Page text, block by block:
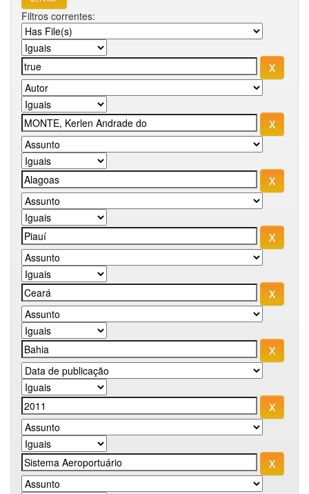
Filtros correntes: